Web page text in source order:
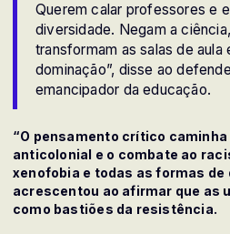
Querem calar professores e
diversidade. Negam a
transformam as salas de aula
dominação”, disse ao
emancipador da educação.
“O pensamento crítico caminha
anticolonial e o combate ao
xenofobia e todas as formas de
acrescentou ao afirmar que as
como bastiões da resistência.